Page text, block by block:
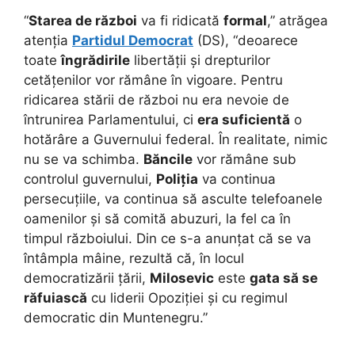
“Starea de război va fi ridicată formal,” atrăgea
atenția Partidul Democrat (DS), “deoarece
toateîngrădirile libertății și drepturilor
cetățenilor vor rămâne în vigoare. Pentru
ridicarea stării de război nu era nevoie de
întrunirea Parlamentului, ci era suficientă o
hotărâre a Guvernului federal. În realitate, nimic
nu se va schimba. Băncile vor rămâne sub
controlul guvernului, Poliția va continua
persecuțiile, va continua să asculte telefoanele
oamenilor și să comită abuzuri, la fel ca în
timpul războiului. Din ce s-a anunțat că se va
întâmpla mâine, rezultă că, în locul
democratizării țării, Milosevic este gata să se
răfuiască cu liderii Opoziției și cu regimul
democratic din Muntenegru.”